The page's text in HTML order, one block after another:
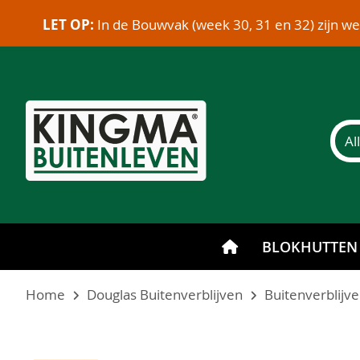
LET OP: In de Bouwvak (week 30, 31 en 32) zijn
Home Douglas Buitenverblijven